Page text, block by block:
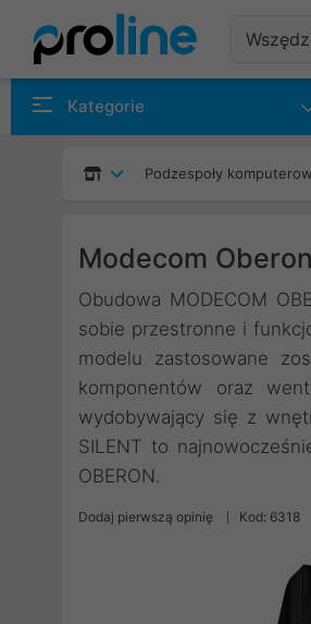
Kategorie
Podzespoły
Modecom
Obudowa MODECOM
sobie przestronne i
modelu zastosowane
komponentów oraz
wydobywający się z
SILENT to
OBERON.
Dodaj pierwszą opinię Kod: 6318